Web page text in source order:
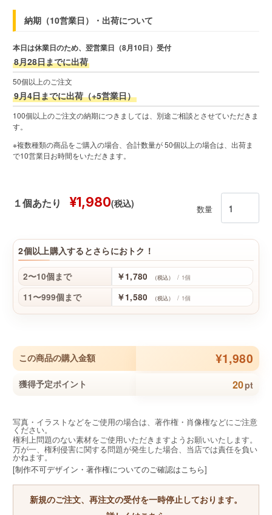
納期（10営業日）・出荷について
本日は休業日のため、翌営業日（8月10日）受付
8月28日までに出荷
50個以上のご注文
9月4日までに出荷（+5営業日）
100個以上のご注文の納期につきましては、別途ご相談とさせていただきま
す。
※複数種類の商品をご購入の場合、合計数量が 50個以上の場合は、出荷ま
で10営業日お時間をいただきます。
１個あたり ¥1,980(税込)
数量
2個以上購入するとさらにおトク！
2〜10個まで ￥1,780 （税込） / 1個
11〜999個まで ￥1,580 （税込） / 1個
この商品の購入金額 ¥1,980
獲得予定ポイント 20pt
写真・イラストなどをご使用の場合は、著作権・肖像権などにご注意
ください。
権利上問題のない素材をご使用いただきますようお願いいたします。
万が一、権利侵害に関する問題が発生した場合、当店では責任を負い
かねます。
[制作不可デザイン・著作権についてのご確認はこちら]
新規のご注文、再注文の受付を一時停止しております。